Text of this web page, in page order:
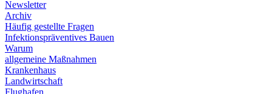
Newsletter
Archiv
Häufig gestellte Fragen
Infektionspräventives Bauen
Warum
allgemeine Maßnahmen
Krankenhaus
Landwirtschaft
Flughafen